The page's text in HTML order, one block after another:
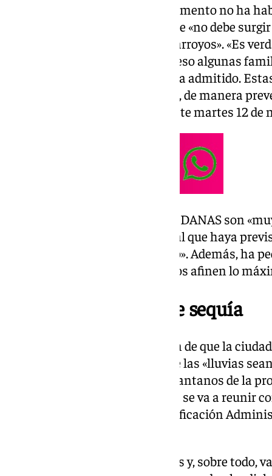
«Las cosas no están mal. De momento no ha
de la Torre, quien ha añadido que «no debe
del río Guadalmedina ni en los arroyos». «Es
algunas zonas inundables, por eso algunas
venido a pasar la noche aquí», ha admitido.
confirmado, fueron desalojadas, de manera
una y dos de la madrugada de este martes 12 de
De la Torre ha advertido que las DANAS son
de lo visto en Valencia es normal que haya
recomendaciones sean lo lógico». Además, ha
que los «servicios meteorológicos afinen lo
Málaga, en periodo de sequía
El alcalde ha recordado la visión de que la
«periodo de sequía» y espera que las «lluvias
fin de que sean útiles para los pantanos de la
ha explicado que este miércoles se va a reunir
Interior, Diálogo Social y Simplificación
«He visto el mapa de previsiones y, sobre todo,